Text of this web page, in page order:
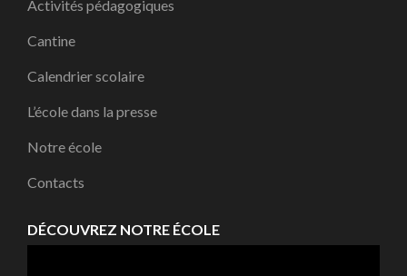
Activités pédagogiques
Cantine
Calendrier scolaire
L’école dans la presse
Notre école
Contacts
DÉCOUVREZ NOTRE ÉCOLE